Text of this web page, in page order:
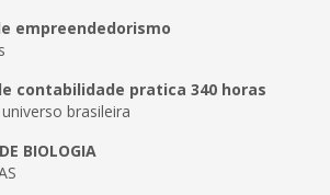
empreendedorismo
contabilidade pratica 340 horas
brasileira
BIOLOGIA